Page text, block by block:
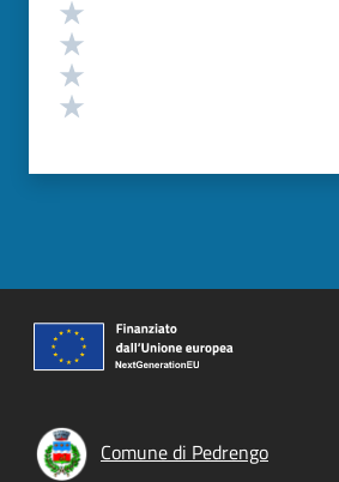
Comune di Pedrengo